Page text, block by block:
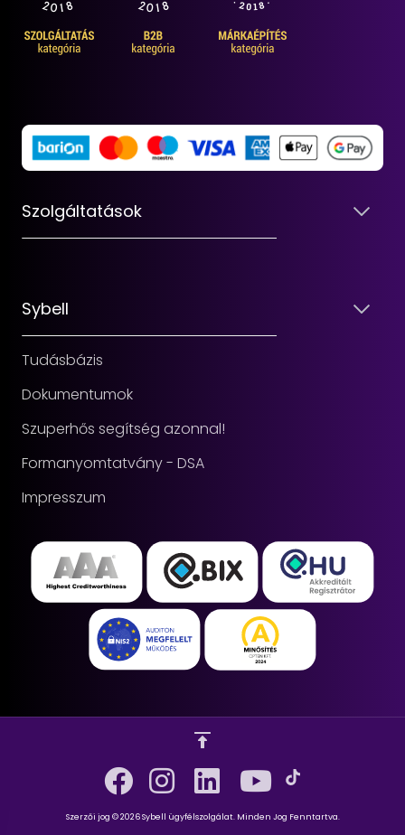
Szolgáltatások
Sybell
Tudásbázis
Dokumentumok
Szuperhős segítség azonnal!
Formanyomtatvány - DSA
Impresszum
Szerzői jog © 2026 Sybell ügyfélszolgálat. Minden Jog Fenntartva.